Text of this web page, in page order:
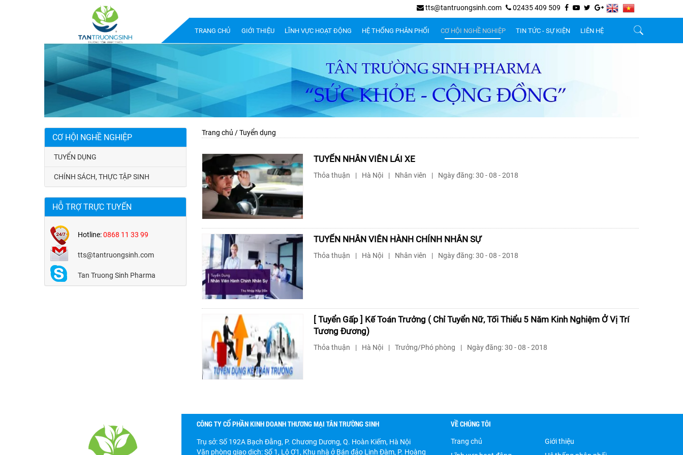
tts@tantruongsinh.com 02435 409 509
TRANG CHỦ GIỚI THIỆU LĨNH VỰC HOẠT ĐỘNG HỆ THỐNG PHÂN PHỐI CƠ HỘI NGHỀ NGHIỆP TIN TỨC - SỰ KIỆN LIÊN HỆ
CƠ HỘI NGHỀ NGHIỆP
TUYỂN DỤNG
CHÍNH SÁCH, THỰC TẬP SINH
HỖ TRỢ TRỰC TUYẾN
Hotline:0868 11 33 99
tts@tantruongsinh.com
Tan Truong Sinh Pharma
Trang chủ /Tuyển dụng
TUYỂN NHÂN VIÊN LÁI XE
Thỏa thuận | Hà Nội | Nhân viên | Ngày đăng: 30 - 08 - 2018
TUYỂN NHÂN VIÊN HÀNH CHÍNH NHÂN SỰ
Thỏa thuận | Hà Nội | Nhân viên | Ngày đăng: 30 - 08 - 2018
[ Tuyển Gấp ] Kế Toán Trưởng ( Chỉ Tuyển Nữ, Tối Thiểu 5 Năm Kinh Nghiệm Ở Vị Trí
Tương Đương)
Thỏa thuận | Hà Nội | Trưởng/Phó phòng | Ngày đăng: 30 - 08 - 2018
CÔNG TY CỔ PHẦN KINH DOANH THƯƠNG MẠI TÂN TRƯỜNG SINH
Trụ sở: Số 192A Bạch Đằng, P. Chương Dương, Q. Hoàn Kiếm, Hà Nội
Văn phòng giao dịch:Số 1, Lô Ơ1, Khu nhà ở Bán đảo Linh Đàm, P. Hoàng
VỀ CHÚNG TÔI
Trang chủ
Giới thiệu